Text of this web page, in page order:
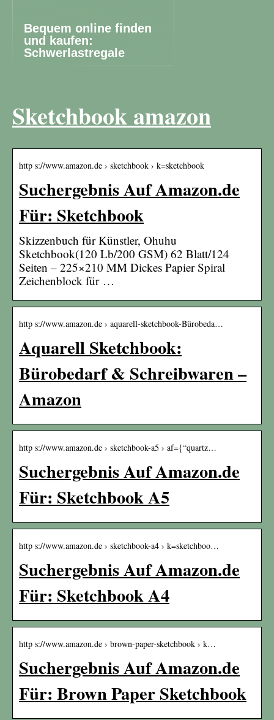
Bequem online finden
und kaufen:
Schwerlastregale
Sketchbook amazon
http s://www.amazon.de › sketchbook › k=sketchbook
Suchergebnis Auf Amazon.de
Für: Sketchbook
Skizzenbuch für Künstler, Ohuhu
Sketchbook(120 Lb/200 GSM) 62 Blatt/124
Seiten – 225×210 MM Dickes Papier Spiral
Zeichenblock für …
http s://www.amazon.de › aquarell-sketchbook-Bürobeda…
Aquarell Sketchbook:
Bürobedarf & Schreibwaren –
Amazon
http s://www.amazon.de › sketchbook-a5 › af={“quartz…
Suchergebnis Auf Amazon.de
Für: Sketchbook A5
http s://www.amazon.de › sketchbook-a4 › k=sketchboo…
Suchergebnis Auf Amazon.de
Für: Sketchbook A4
http s://www.amazon.de › brown-paper-sketchbook › k…
Suchergebnis Auf Amazon.de
Für: Brown Paper Sketchbook